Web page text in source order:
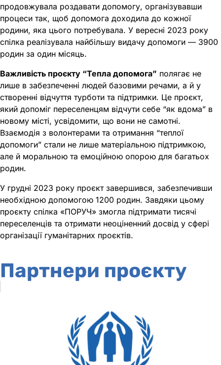
продовжувала роздавати допомогу, організувавши
процеси так, щоб допомога доходила до кожної
родини, яка цього потребувала. У вересні 2023 року
спілка реалізувала найбільшу видачу допомоги — 3900
родин за один місяць.
Важливість проєкту “Тепла допомога” полягає не
лише в забезпеченні людей базовими речами, а й у
створенні відчуття турботи та підтримки. Це проєкт,
який допоміг переселенцям відчути себе “як вдома” в
новому місті, усвідомити, що вони не самотні.
Взаємодія з волонтерами та отримання “теплої
допомоги” стали не лише матеріальною підтримкою,
але й моральною та емоційною опорою для багатьох
родин.
У грудні 2023 року проєкт завершився, забезпечивши
необхідною допомогою 1200 родин. Завдяки цьому
проєкту спілка «ПОРУЧ» змогла підтримати тисячі
переселенців та отримати неоціненний досвід у сфері
організації гуманітарних проєктів.
Партнери проєкту